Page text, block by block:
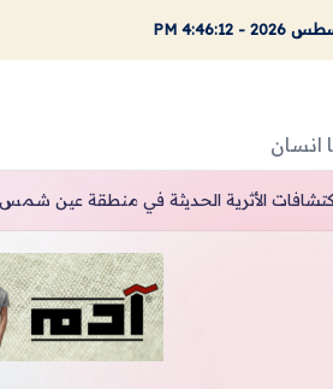
-
4:46:13 PM
انسان
الأثرية الحديثة في منطقة عين